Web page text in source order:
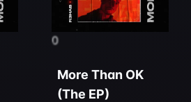
0
More Than OK
(The EP)